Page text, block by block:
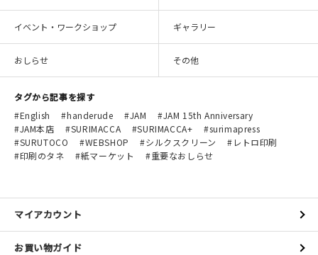
イベント・ワークショップ ギャラリー
おしらせ その他
タグから記事を探す
English
handerude JAM
JAM 15th Anniversary
JAM本店
SURIMACCA SURIMACCA+
surimapress
SURUTOCO
WEBSHOP シルクスクリーン
レトロ印刷
印刷のタネ
紙マーケット 重要なおしらせ
マイアカウント
お買い物ガイド